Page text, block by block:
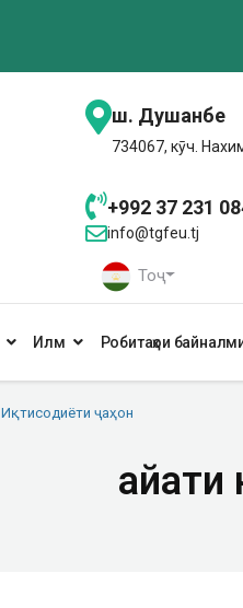
ш. Душанбе
734067, кӯч.
+992 37 231
info@tgfeu.tj
Тоҷ
Илм Робитаҳои
Иқтисодиёти ҷаҳон